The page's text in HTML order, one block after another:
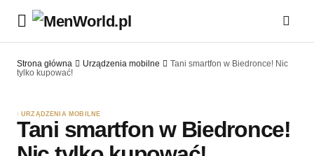
Strona główna Urządzenia mobilne
Tani smartfon w Biedronce! Nic
tylko kupować!
URZĄDZENIA MOBILNE
Tani smartfon w Biedronce!